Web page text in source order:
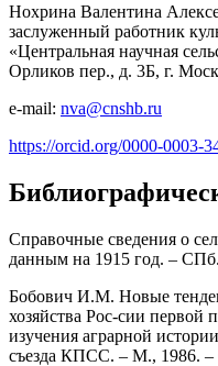
Нохрина Валентина
заслуженный работник
«Центральная научная
Орликов пер., д. 3Б, г.
e-mail: nva@cnshb.ru
https://orcid.org/0000-0003-
Справочные сведения о
данным на 1915 год. –
Бобович И.М. Новые
хозяйства Рос-сии первой
изучения аграрной
съезда КПСС. – М., 1986. –